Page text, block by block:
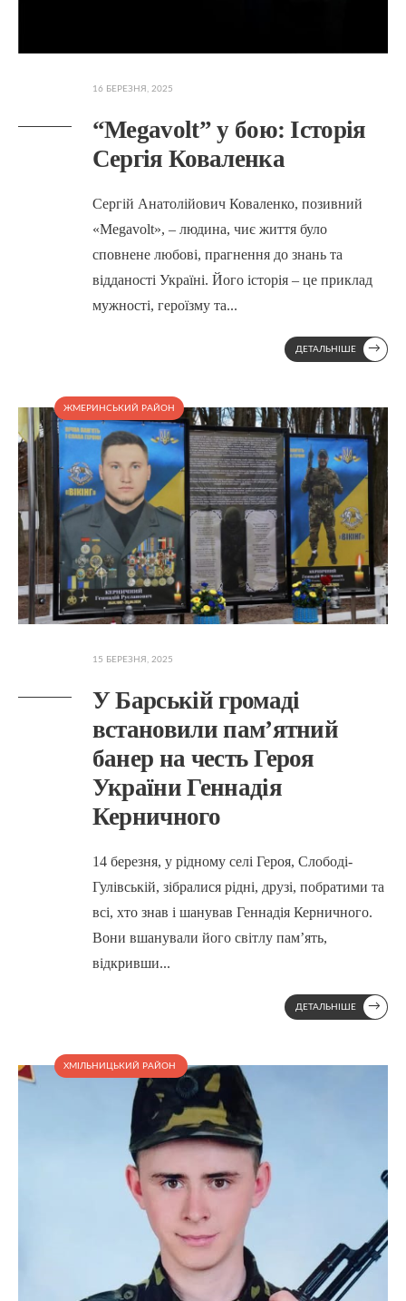
16 БЕРЕЗНЯ, 2025
“Megavolt” у бою: Історія
Сергія Коваленка
Сергій Анатолійович Коваленко, позивний
«Megavolt», – людина, чиє життя було
сповнене любові, прагнення до знань та
відданості Україні. Його історія – це приклад
мужності, героїзму та...
ДЕТАЛЬНІШЕ →
ЖМЕРИНСЬКИЙ РАЙОН
15 БЕРЕЗНЯ, 2025
У Барській громаді
встановили пам’ятний
банер на честь Героя
України Геннадія
Керничного
14 березня, у рідному селі Героя, Слободі-
Гулівській, зібралися рідні, друзі, побратими та
всі, хто знав і шанував Геннадія Керничного.
Вони вшанували його світлу пам’ять,
відкривши...
ДЕТАЛЬНІШЕ →
ХМІЛЬНИЦЬКИЙ РАЙОН